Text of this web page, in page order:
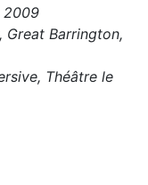
2009
Great Barrington,
Théâtre le